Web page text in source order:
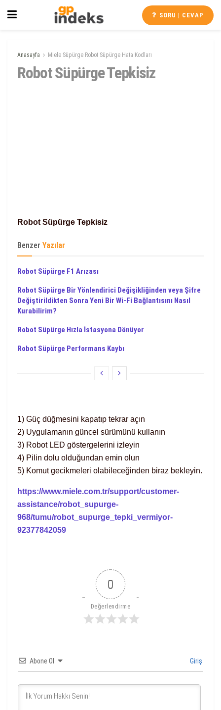
SORU | CEVAP
Anasayfa Miele Süpürge Robot Süpürge Hata Kodları
Robot Süpürge Tepkisiz
Robot Süpürge Tepkisiz
Benzer Yazılar
Robot Süpürge F1 Arızası
Robot Süpürge Bir Yönlendirici Değişikliğinden veya Şifre
Değiştirildikten Sonra Yeni Bir Wi-Fi Bağlantısını Nasıl
Kurabilirim?
Robot Süpürge Hızla İstasyona Dönüyor
Robot Süpürge Performans Kaybı
1) Güç düğmesini kapatıp tekrar açın
2) Uygulamanın güncel sürümünü kullanın
3) Robot LED göstergelerini izleyin
4) Pilin dolu olduğundan emin olun
5) Komut gecikmeleri olabileceğinden biraz bekleyin.
https://www.miele.com.tr/support/customer-
assistance/robot_supurge-
968/tumu/robot_supurge_tepki_vermiyor-
92377842059
0
Değerlendirme
Abone Ol Giriş